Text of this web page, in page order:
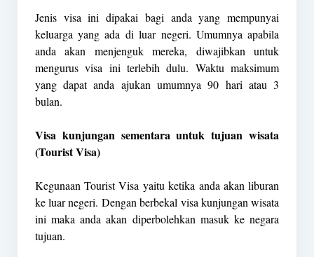
Jenis visa ini dipakai bagi anda yang mempunyai
keluarga yang ada di luar negeri. Umumnya apabila
anda akan menjenguk mereka, diwajibkan untuk
mengurus visa ini terlebih dulu. Waktu maksimum
yang dapat anda ajukan umumnya 90 hari atau 3
bulan.
Visa kunjungan sementara untuk tujuan wisata
(Tourist Visa)
Kegunaan Tourist Visa yaitu ketika anda akan liburan
ke luar negeri. Dengan berbekal visa kunjungan wisata
ini maka anda akan diperbolehkan masuk ke negara
tujuan.